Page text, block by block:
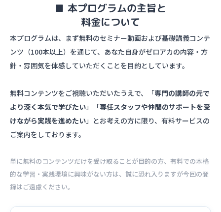
■ 本プログラムの主旨と
料金について
本プログラムは、まず無料のセミナー動画および基礎講義コンテ
ンツ（100本以上）を通じて、あなた自身がゼロアカの内容・方
針・雰囲気を体感していただくことを目的としています。
無料コンテンツをご視聴いただいたうえで、「専門の講師の元で
より深く本気で学びたい」「専任スタッフや仲間のサポートを受
けながら実践を進めたい」とお考えの方に限り、有料サービスの
ご案内をしております。
単に無料のコンテンツだけを受け取ることが目的の方、有料での本格
的な学習・実践環境に興味がない方は、誠に恐れ入りますが今回の登
録はご遠慮ください。